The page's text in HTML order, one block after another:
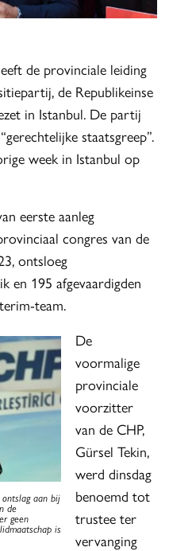
de provinciale leiding
de Republikeinse
in Istanbul. De partij
staatsgreep”.
week in Istanbul op
eerste aanleg
congres van de
ontsloeg
en 195 afgevaardigden
team.
aan bij
de
geen
is
De
voormalige
provinciale
voorzitter
van de CHP,
Gürsel Tekin,
werd dinsdag
benoemd tot
trustee ter
vervanging